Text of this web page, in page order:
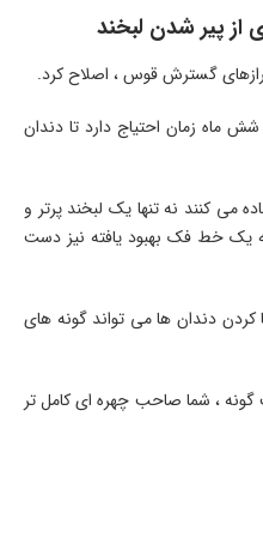
از پیر شدن لبخند
ترازهای گسترش قوس ، اصلاح کرد.
ماه زمان احتیاج دارد تا دندان
می کنند نه تنها یک لبخند پرتر و
یک خط فک بهبود یافته نیز دست
کردن دندان ها می تواند گونه های
، شما صاحب چهره ای کامل تر